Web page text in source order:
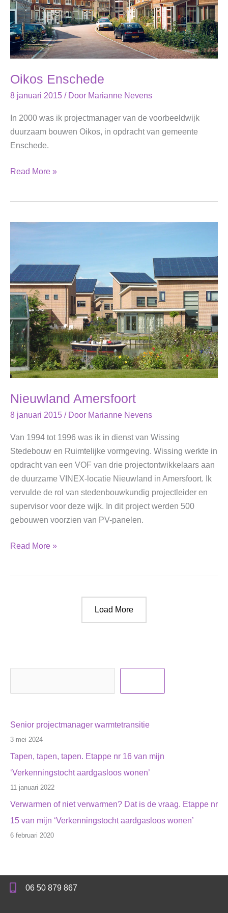
Oikos Enschede
8 januari 2015 / Door Marianne Nevens
In 2000 was ik projectmanager van de voorbeeldwijk
duurzaam bouwen Oikos, in opdracht van gemeente
Enschede.
Oikos
Read More »
Nieuwland Amersfoort
8 januari 2015 / Door Marianne Nevens
Van 1994 tot 1996 was ik in dienst van Wissing
Stedebouw en Ruimtelijke vormgeving. Wissing werkte in
opdracht van een VOF van drie projectontwikkelaars aan
de duurzame VINEX-locatie Nieuwland in Amersfoort. Ik
vervulde de rol van stedenbouwkundig projectleider en
supervisor voor deze wijk. In dit project werden 500
gebouwen voorzien van PV-panelen.
Nieuwland
Read More »
Load More
Senior projectmanager warmtetransitie
3 mei 2024
Tapen, tapen, tapen. Etappe nr 16 van mijn
‘Verkenningstocht aardgasloos wonen’
11 januari 2022
Verwarmen of niet verwarmen? Dat is de vraag. Etappe nr
15 van mijn ‘Verkenningstocht aardgasloos wonen’
6 februari 2020
06 50 879 867